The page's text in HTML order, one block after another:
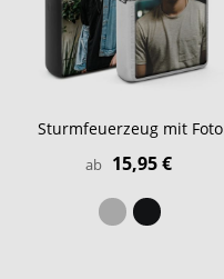
Sturmfeuerzeug mit Foto
ab 15,95 €